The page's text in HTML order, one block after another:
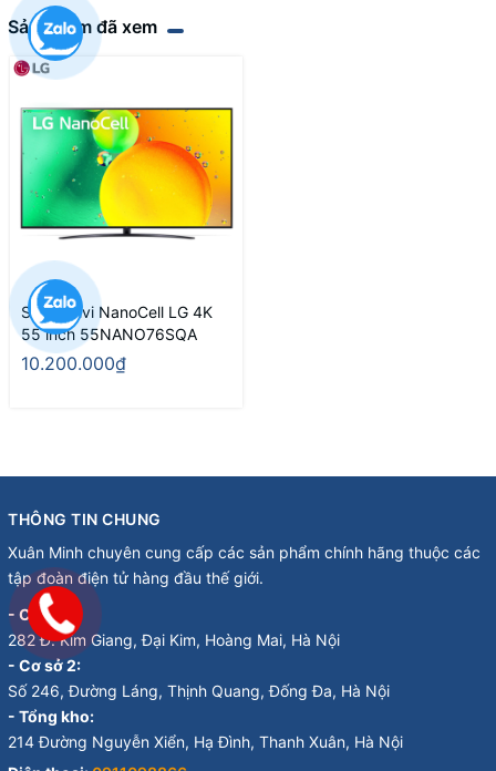
Sản phẩm đã xem
Smart Tivi NanoCell LG 4K
55 inch 55NANO76SQA
10.200.000₫
THÔNG TIN CHUNG
Xuân Minh chuyên cung cấp các sản phẩm chính hãng thuộc các
tập đoàn điện tử hàng đầu thế giới.
- Cơ sở 1:
282 Đ. Kim Giang, Đại Kim, Hoàng Mai, Hà Nội
- Cơ sở 2:
Số 246, Đường Láng, Thịnh Quang, Đống Đa, Hà Nội
- Tổng kho:
214 Đường Nguyễn Xiển, Hạ Đình, Thanh Xuân, Hà Nội